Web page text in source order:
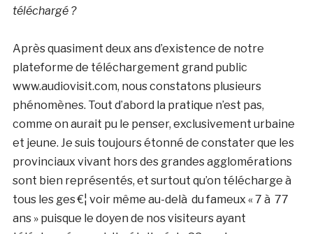
téléchargé ?
Après quasiment deux ans d’existence de notre
plateforme de téléchargement grand public
www.audiovisit.com, nous constatons plusieurs
phénomènes. Tout d’abord la pratique n’est pas,
comme on aurait pu le penser, exclusivement urbaine
et jeune. Je suis toujours étonné de constater que les
provinciaux vivant hors des grandes agglomérations
sont bien représentés, et surtout qu’on télécharge à
tous les ges €¦ voir même au-delà du fameux « 7 à 77
ans » puisque le doyen de nos visiteurs ayant